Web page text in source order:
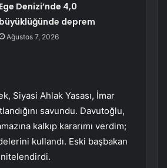
Ege Denizi’nde 4,0
büyüklüğünde deprem
Ağustos 7, 2026
Siyasi Ahlak Yasası, İmar
savundu. Davutoğlu,
kalkıp kararımı verdim;
kullandı. Eski başbakan
nitelendirdi.